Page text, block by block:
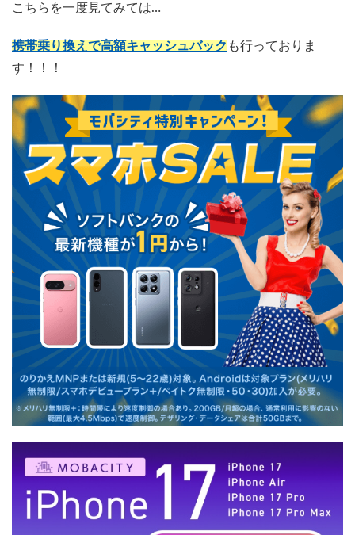
こちらを一度見てみては…
携帯乗り換えで高額キャッシュバック も行っておりま
す！！！